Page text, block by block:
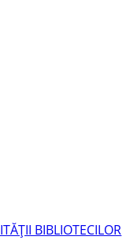
BIBLIOTECILOR